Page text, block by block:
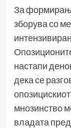
За
зборува со
настапи
дека се
мнозинство
владата